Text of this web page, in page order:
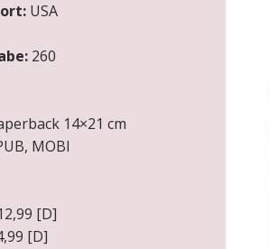
USA
260
14×21 cm
MOBI
[D]
[D]